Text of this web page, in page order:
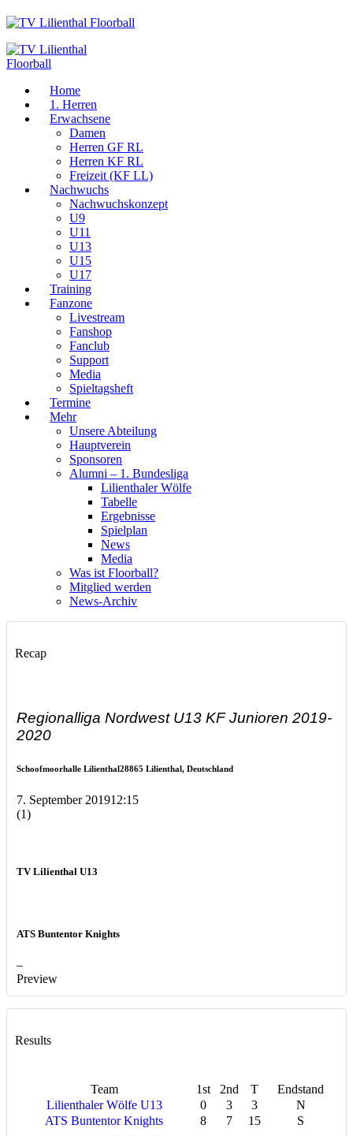
Home
1. Herren
Erwachsene
Damen
Herren GF RL
Herren KF RL
Freizeit (KF LL)
Nachwuchs
Nachwuchskonzept
U9
U11
U13
U15
U17
Training
Fanzone
Livestream
Fanshop
Fanclub
Support
Media
Spieltagsheft
Termine
Mehr
Unsere Abteilung
Hauptverein
Sponsoren
Alumni – 1. Bundesliga
Lilienthaler Wölfe
Tabelle
Ergebnisse
Spielplan
News
Media
Was ist Floorball?
Mitglied werden
News-Archiv
Recap
Regionalliga Nordwest U13 KF Junioren 2019-
2020
Schoofmoorhalle Lilienthal28865 Lilienthal, Deutschland
7. September 201912:15
(1)
TV Lilienthal U13
ATS Buntentor Knights
–
Preview
Results
Team 1st 2nd T
Endstand
Lilienthaler Wölfe U13
0 3 3
N
ATS Buntentor Knights
8 7 15 S